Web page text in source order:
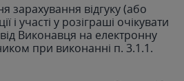
зарахування відгуку (або
і участі у розіграші очікувати
Виконавця на електронну
при виконанні п. 3.1.1.